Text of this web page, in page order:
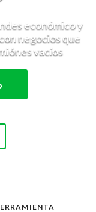
económico y
negocios que
vacíos